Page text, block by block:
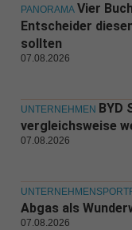
PANORAMA Vier
Entscheider
sollten
07.08.2026
UNTERNEHMEN BYD
vergleichsweise
07.08.2026
Abgas als
07.08.2026